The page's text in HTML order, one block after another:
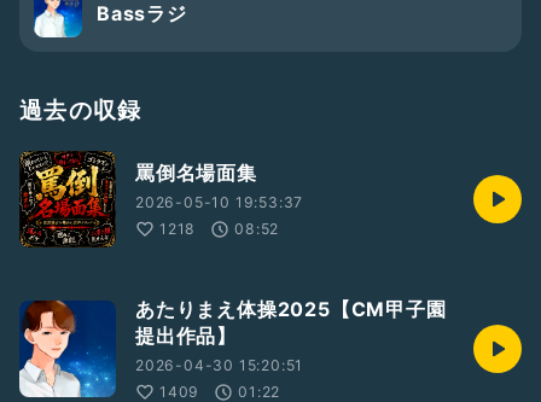
Bassラジ
過去の収録
罵倒名場面集
2026-05-10 19:53:37
1218
08:52
あたりまえ体操2025【CM甲子園
提出作品】
2026-04-30 15:20:51
1409
01:22